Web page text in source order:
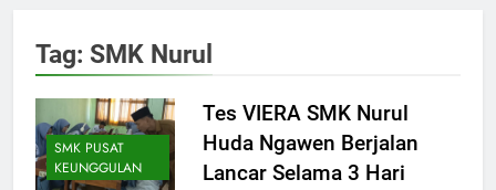
Tag: SMK Nurul
SMK PUSAT
KEUNGGULAN
Tes VIERA SMK Nurul
Huda Ngawen Berjalan
Lancar Selama 3 Hari